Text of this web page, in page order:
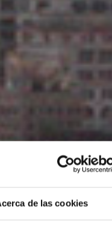
de las cookies